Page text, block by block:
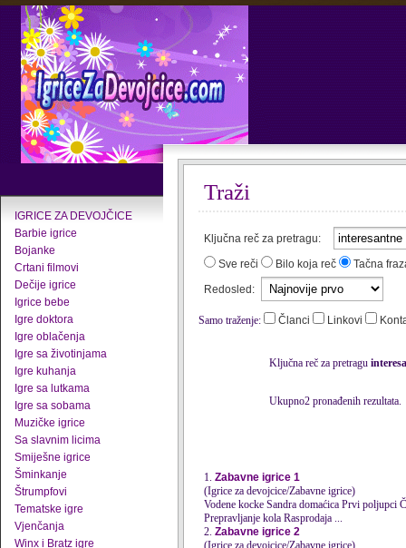
IGRICE ZA DEVOJČICE
Barbie igrice
Bojanke
Crtani filmovi
Dečije igrice
Igrice bebe
Igre doktora
Igre oblačenja
Igre sa životinjama
Igre kuhanja
Igre sa lutkama
Igre sa sobama
Muzičke igrice
Sa slavnim licima
Smiješne igrice
Šminkanje
Štrumpfovi
Tematske igre
Vjenčanja
Winx i Bratz igre
Traži
Ključna reč za pretragu:
Sve reči
Bilo koja reč
Tačna
Redosled:
Samo traženje: Članci Linkovi
Ključna reč za pretragu
Ukupno2 pronađenih rezultata.
1. Zabavne igrice 1
(Igrice za devojcice/Zabavne igrice)
Vodene kocke Sandra domaćica Prvi poljupci Čudesan poljubac Cmokanje na moru Karolina ide u školu U poslednji tren Pou ljubi dragu
Prepravljanje kola Rasprodaja ...
2. Zabavne igrice 2
(Igrice za devojcice/Zabavne igrice)